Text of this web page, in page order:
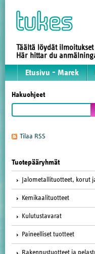
Täältä löydät
Här hittar du
Etusivu - Marek
Hakuohjeet
Tilaa RSS
Tuotepääryhmät
Jalometallituotteet, korut
Kemikaalituotteet
Kulutustavarat
Paineelliset tuotteet
Rakennustuotteet ja